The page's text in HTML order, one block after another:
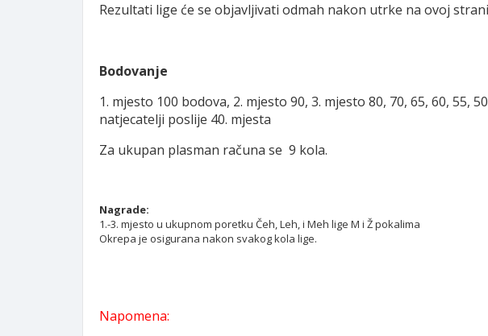
Rezultati lige će se objavljivati odmah nakon utrke na ovoj
Bodovanje
1. mjesto 100 bodova, 2. mjesto 90, 3. mjesto 80, 70, 65, 60, 55,
natjecatelji poslije 40. mjesta
Za ukupan plasman računa se 9 kola.
Nagrade:
1.-3. mjesto u ukupnom poretku Čeh, Leh, i Meh lige M i Ž pokalima
Okrepa je osigurana nakon svakog kola lige.
Napomena: